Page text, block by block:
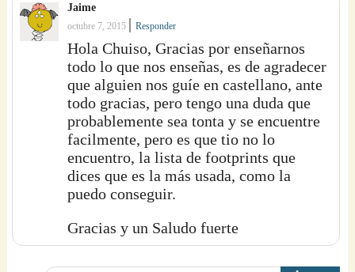
Jaime
octubre 7, 2015 |Responder
Hola Chuiso, Gracias por enseñarnos
todo lo que nos enseñas, es de agradecer
que alguien nos guíe en castellano, ante
todo gracias, pero tengo una duda que
probablemente sea tonta y se encuentre
facilmente, pero es que tio no lo
encuentro, la lista de footprints que
dices que es la más usada, como la
puedo conseguir.
Gracias y un Saludo fuerte